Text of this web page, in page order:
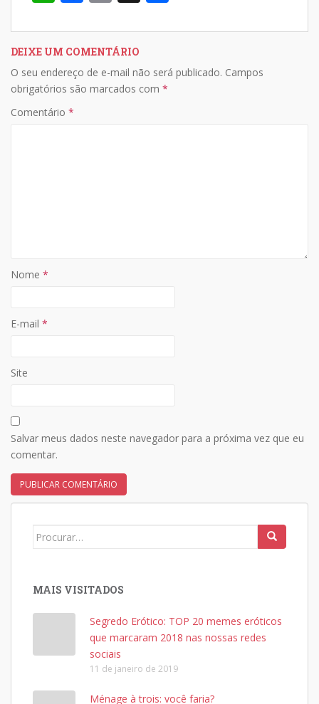
p
p
o
k
n
k
at
s
A
p
e
b
o
p
y
Li
ar
DEIXE UM COMENTÁRIO
O seu endereço de e-mail não será publicado. Campos
obrigatórios são marcados com *
Comentário *
Nome *
E-mail *
Site
Salvar meus dados neste navegador para a próxima vez que eu
comentar.
Search
MAIS VISITADOS
Segredo Erótico: TOP 20 memes eróticos
que marcaram 2018 nas nossas redes
sociais
11 de janeiro de 2019
Ménage à trois: você faria?